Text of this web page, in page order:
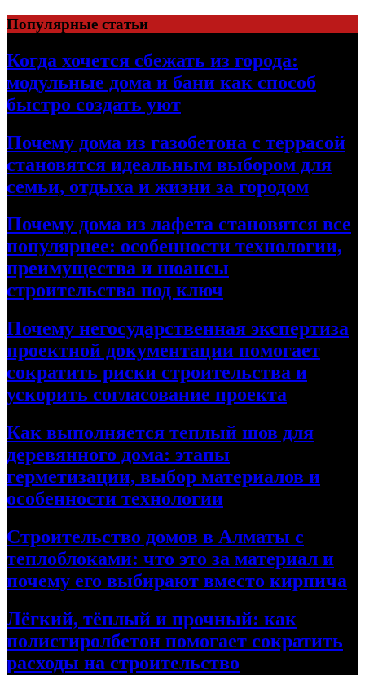
Перейти
к
содержимому
Популярные статьи
Когда хочется сбежать из города:
модульные дома и бани как способ
быстро создать уют
Почему дома из газобетона с террасой
становятся идеальным выбором для
семьи, отдыха и жизни за городом
Почему дома из лафета становятся все
популярнее: особенности технологии,
преимущества и нюансы
строительства под ключ
Почему негосударственная экспертиза
проектной документации помогает
сократить риски строительства и
ускорить согласование проекта
Как выполняется теплый шов для
деревянного дома: этапы
герметизации, выбор материалов и
особенности технологии
Строительство домов в Алматы с
теплоблоками: что это за материал и
почему его выбирают вместо кирпича
Лёгкий, тёплый и прочный: как
полистиролбетон помогает сократить
расходы на строительство